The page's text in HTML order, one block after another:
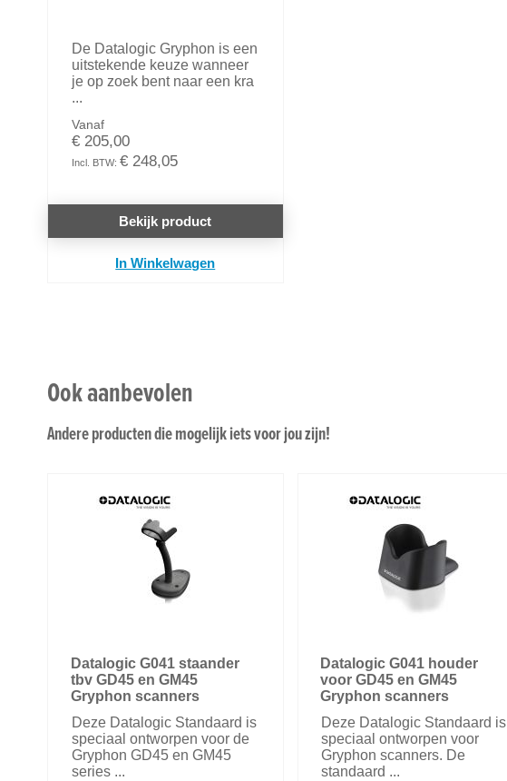
De Datalogic Gryphon is een
uitstekende keuze wanneer
je op zoek bent naar een kra
...
Vanaf
€ 205,00
€ 248,05
Bekijk product
In Winkelwagen
Ook aanbevolen
Andere producten die mogelijk iets voor jou zijn!
Datalogic G041 staander
tbv GD45 en GM45
Gryphon scanners
Deze Datalogic Standaard is
speciaal ontworpen voor de
Gryphon GD45 en GM45
series ...
Datalogic G041 houder
voor GD45 en GM45
Gryphon scanners
Deze Datalogic Standaard is
speciaal ontworpen voor
Gryphon scanners. De
standaard ...